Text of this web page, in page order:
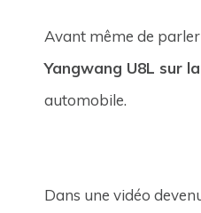
Avant même de
Yangwang U8L sur
automobile.
Dans une vidéo